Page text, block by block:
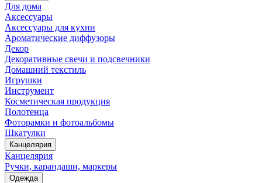
Для дома
Аксессуары
Аксессуары для кухни
Ароматические диффузоры
Декор
Декоративные свечи и подсвечники
Домашний текстиль
Игрушки
Инструмент
Косметическая продукция
Полотенца
Фоторамки и фотоальбомы
Шкатулки
Канцелярия
Канцелярия
Ручки, карандаши, маркеры
Одежда